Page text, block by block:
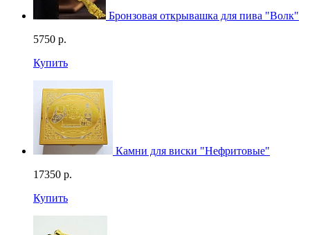
Бронзовая открывашка для пива "Волк"
5750 р.
Купить
Камни для виски "Нефритовые"
17350 р.
Купить